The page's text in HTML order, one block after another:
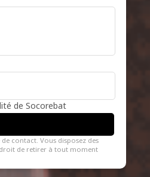
de Socorebat
contact. Vous disposez des
droit de retirer à tout moment